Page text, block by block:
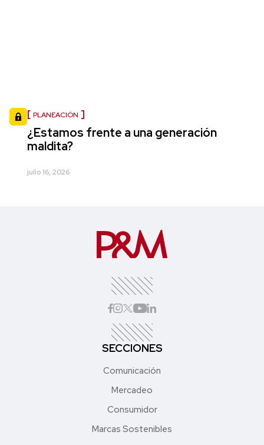
PLANEACIÓN
¿Estamos frente a una generación
maldita?
julio 16, 2026
SECCIONES
Comunicación
Mercadeo
Consumidor
Marcas Sostenibles